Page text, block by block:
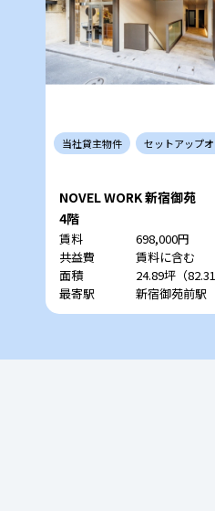
当社貸主物件 セットアップ
NOVEL WORK 新宿御苑
4階
賃料
698,000円
共益費
賃料に含む
面積
24.89坪（
最寄駅
新宿御苑前駅